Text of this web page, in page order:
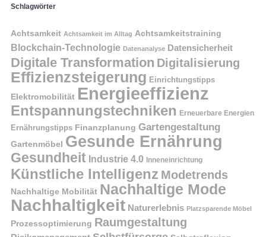
Schlagwörter
Achtsamkeit Achtsamkeit im Alltag Achtsamkeitstraining
Blockchain-Technologie Datenanalyse Datensicherheit
Digitale Transformation Digitalisierung
Effizienzsteigerung Einrichtungstipps
Elektromobilität Energieeffizienz
Entspannungstechniken Erneuerbare Energien
Ernährungstipps Finanzplanung Gartengestaltung
Gartenmöbel Gesunde Ernährung
Gesundheit Industrie 4.0 Inneneinrichtung
Künstliche Intelligenz Modetrends
Nachhaltige Mobilität Nachhaltige Mode
Nachhaltigkeit Naturerlebnis Platzsparende Möbel
Prozessoptimierung Raumgestaltung